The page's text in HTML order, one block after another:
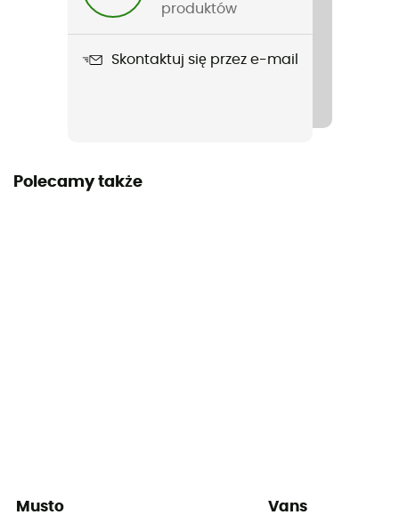
produktów
Skontaktuj się przez e-mail
Polecamy także
Musto Vans